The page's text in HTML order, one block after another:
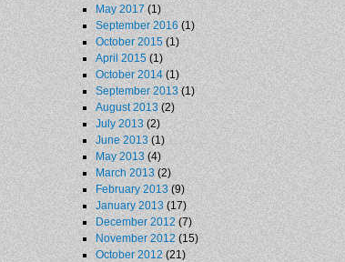
May 2017(1)
September 2016(1)
October 2015(1)
April 2015(1)
October 2014(1)
September 2013(1)
August 2013(2)
July 2013(2)
June 2013(1)
May 2013(4)
March 2013(2)
February 2013(9)
January 2013 (17)
December 2012(7)
November 2012 (15)
October 2012(21)